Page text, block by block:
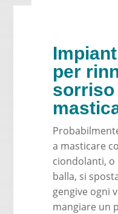
per
sorriso
a masticare
ciondolanti, o
balla, si
gengive ogni
mangiare un